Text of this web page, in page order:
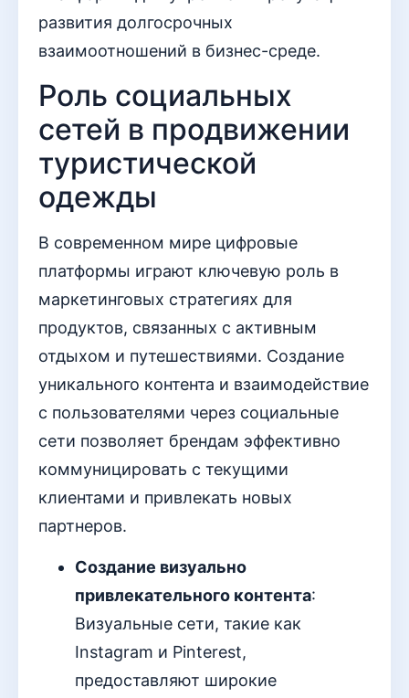
развития долгосрочных
взаимоотношений в бизнес-среде.
Роль социальных
сетей в продвижении
туристической
одежды
В современном мире цифровые
платформы играют ключевую роль в
маркетинговых стратегиях для
продуктов, связанных с активным
отдыхом и путешествиями. Создание
уникального контента и взаимодействие
с пользователями через социальные
сети позволяет брендам эффективно
коммуницировать с текущими
клиентами и привлекать новых
партнеров.
Создание визуально
привлекательного контента:
Визуальные сети, такие как
Instagram и Pinterest,
предоставляют широкие